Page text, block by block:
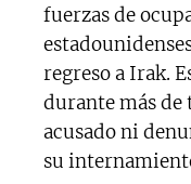
fuerzas de
regreso a Irak.
durante más de
acusado ni
su